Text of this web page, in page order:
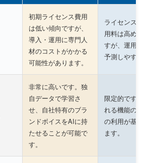
初期ライセンス費用
は低い傾向ですが、
導入・運用に専門人
材のコストがかかる
可能性があります。
ライセンスや
用料は高めの傾
すが、運用コス
予測しやすいで
非常に高いです。独
自データで学習さ
せ、自社特有のブラ
ンドボイスをAIに持
たせることが可能で
す。
限定的です。提
れる機能の範囲
の利用が基本と
ます。